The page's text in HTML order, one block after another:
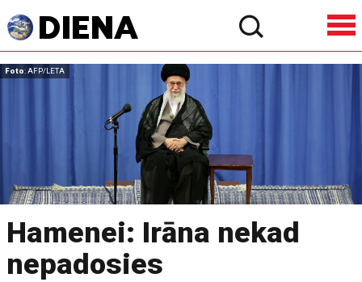
Foto: AFP/LETA
Hamenei: Irāna nekad
nepadosies